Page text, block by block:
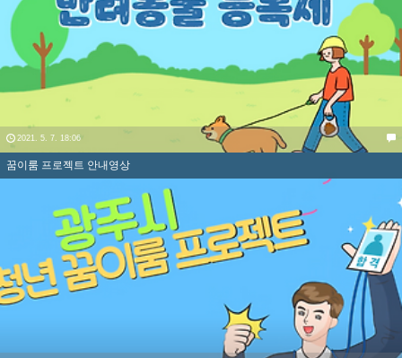
2021. 5. 7. 18:06
꿈이룸 프로젝트 안내영상